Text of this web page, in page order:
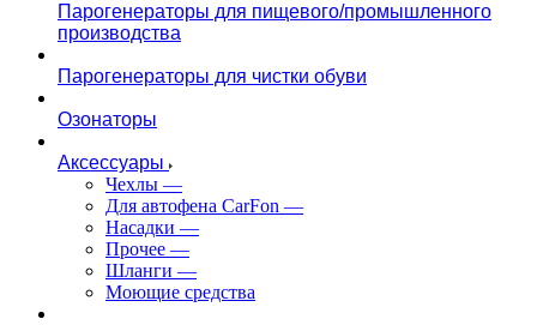
Парогенераторы для пищевого/промышленного
производства
Парогенераторы для чистки обуви
Озонаторы
Аксессуары
Чехлы —
Для автофена CarFon —
Насадки —
Прочее —
Шланги —
Моющие средства